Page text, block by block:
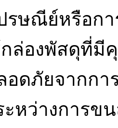
รษณีย์หรือก
กล่องพัสดุที่
อดภัยจากกา
ะหว่างการข